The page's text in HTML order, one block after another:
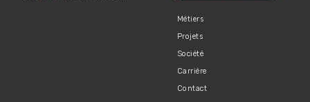
Métiers
Projets
Société
Carrière
Contact